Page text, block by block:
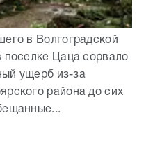
в Волгоградской
поселке Цаца сорвало
ущерб из-за
района до сих